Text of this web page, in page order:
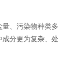
、污染物种类多
分更为复杂、处